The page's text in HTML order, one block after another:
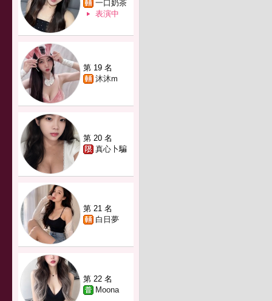
一口奶茶
表演中
第 19 名
沐沐m
第 20 名
真心卜騙
第 21 名
白日夢
第 22 名
Moona